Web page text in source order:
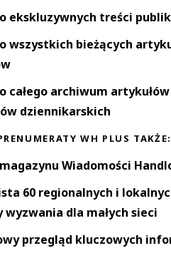
ekskluzywnych treści
wszystkich bieżących
całego archiwum
dziennikarskich
WH PLUS TAKŻE:
Wiadomości
60 regionalnych i
wyzwania dla małych sieci
przegląd kluczowych